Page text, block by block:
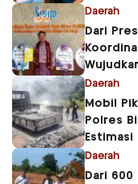
Daerah
Dari
Daerah
Mobil
Polres
Estimasi
Daerah
Dari 600